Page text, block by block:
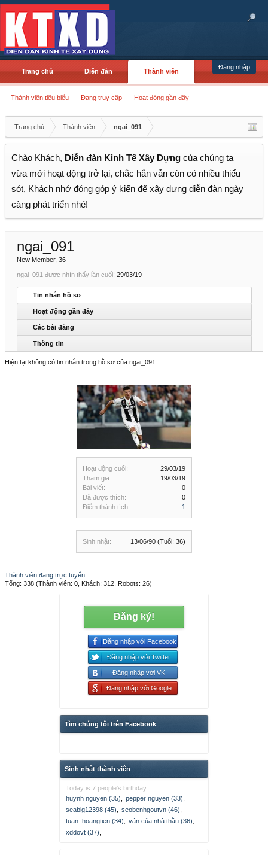
Đăng nhập
Trang chủ Diễn đàn Thành viên
Thành viên tiêu biểu Đang truy cập Hoạt động gần đây
Trang chủ Thành viên ngai_091
Chào Khách, Diễn đàn Kinh Tế Xây Dựng của chúng ta
vừa mới hoạt động trở lại, chắc hẳn vẫn còn có nhiều thiếu
sót, Khách nhớ đóng góp ý kiến để xây dựng diễn đàn ngày
càng phát triển nhé!
Hoạt động cuối:
29/03/19
Tham gia:
19/03/19
Bài viết:
0
Đã được thích:
0
Điểm thành tích:
1
Sinh nhật: 13/06/90 (Tuổi: 36)
ngai_091
New Member, 36
ngai_091 được nhìn thấy lần cuối: 29/03/19
Tin nhắn hồ sơ
Hoạt động gần đây
Các bài đăng
Thông tin
Hiện tại không có tin nhắn trong hồ sơ của ngai_091.
Thành viên đang trực tuyến
Tổng: 338 (Thành viên: 0, Khách: 312, Robots: 26)
Đăng ký!
Đăng nhập với Facebook
Đăng nhập với Twitter
Đăng nhập với VK
Đăng nhập với Google
Tìm chúng tôi trên Facebook
Sinh nhật thành viên
Today is 7 people's birthday.
huynh nguyen (35)
pepper nguyen (33)
seabig12398 (45)
seobenhgoutvn (46)
tuan_hoangtien (34)
ván của nhà thầu (36)
xddovt (37)